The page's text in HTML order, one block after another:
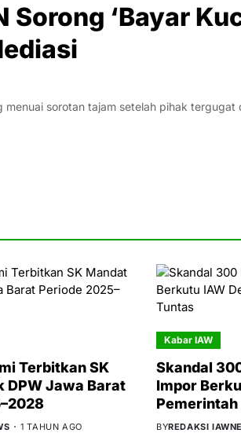
Sorong ‘Bayar
sorotan tajam setelah pihak tergugat
Terbitkan SK
DPW Jawa Barat
1 TAHUN AGO
Kabar IAW
Skandal
Impor
Pemerintah
BYREDAKSI